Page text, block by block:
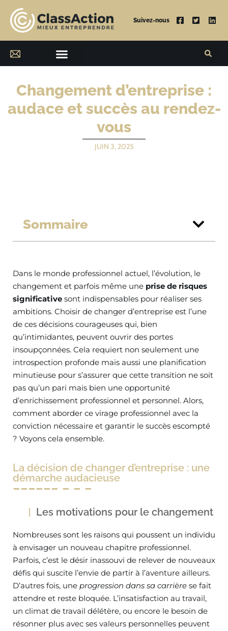
Suivez-nous
Changement d’entreprise :
audace et succès au rendez-
vous
JUIN 3, 2025
Sommaire
Dans le monde professionnel actuel, l’évolution, le
changement et parfois même une prise de risques
significative sont indispensables pour réaliser ses
ambitions. Choisir de changer d’entreprise est l’une
de ces décisions courageuses qui, bien
qu’intimidantes, peuvent ouvrir des portes
insoupçonnées. Cela requiert non seulement une
introspection profonde mais aussi une planification
minutieuse pour s’assurer que cette transition ne soit
pas qu’un pari mais bien une opportunité
d’enrichissement professionnel et personnel. Alors,
comment aborder ce virage professionnel avec la
conviction nécessaire et garantir le succès escompté
? Voyons cela ensemble.
La décision de changer d’entreprise : une
démarche audacieuse
Les motivations pour le changement
Nombreuses sont les raisons qui poussent un individu
à envisager un nouveau chapitre professionnel.
Parfois, c’est le désir inassouvi de relever de nouveaux
défis qui suscite l’envie de partir à l’aventure ailleurs.
D’autres fois, une progression dans sa carrière se fait
attendre et reste bloquée. L’insatisfaction au travail,
un climat de travail délétère, ou encore le besoin de
résonner plus avec ses valeurs personnelles peuvent